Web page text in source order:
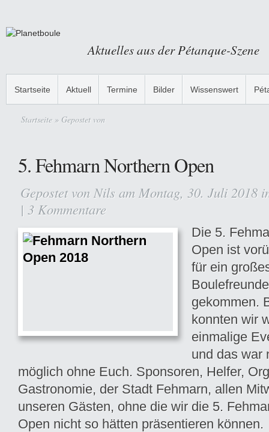
Aktuelles aus der Pétanque-Szene
Startseite Aktuell Termine Bilder Wissenswert
Startseite » Gepostet von
5. Fehmarn Northern Open
Gepostet von Nils am Montag, 30. Juli 2018
| 3 Kommentare
Die 5.
Open ist
für ein
gekommen.
konnten wir
einmalige
und das war
möglich ohne Euch. Sponsoren, Helfer,
Gastronomie, der Stadt Fehmarn, allen
unseren Gästen, ohne die wir die 5.
Open nicht so hätten präsen­tieren können.